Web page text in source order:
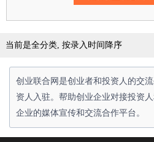
当前是全分类, 按录入时间降序
创业联合网是创业者和投资人的交
资人入驻。帮助创业企业对接投资
企业的媒体宣传和交流合作平台。